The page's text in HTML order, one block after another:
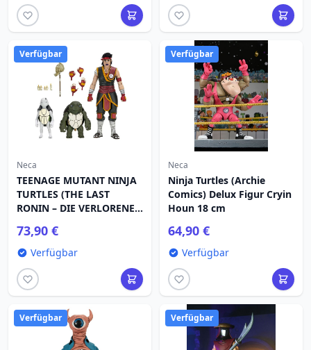
Verfügbar
Neca
TEENAGE MUTANT NINJA
TURTLES (THE LAST
RONIN – DIE VERLORENEN
ACTIONFIGUR – CASEY
MARIE MIT BABY ODYN &
73,90 €
Verfügbar
Verfügbar
Neca
Ninja Turtles (Archie
Comics) Delux Figur Cryin
Houn 18 cm
64,90 €
Verfügbar
Verfügbar Verfügbar